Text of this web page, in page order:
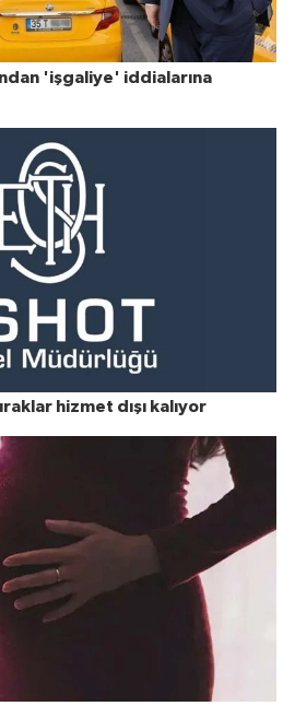
'işgaliye' iddialarına
hizmet dışı kalıyor